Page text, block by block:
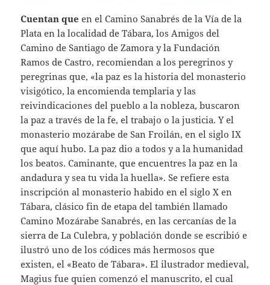
Cuentan que en el Camino Sanabrés de la Vía de la
Plata en la localidad de Tábara, los Amigos del
Camino de Santiago de Zamora y la Fundación
Ramos de Castro, recomiendan a los peregrinos y
peregrinas que, «la paz es la historia del monasterio
visigótico, la encomienda templaria y las
reivindicaciones del pueblo a la nobleza, buscaron
la paz a través de la fe, el trabajo o la justicia. Y el
monasterio mozárabe de San Froilán, en el siglo IX
que aquí hubo. La paz dio a todos y a la humanidad
los beatos. Caminante, que encuentres la paz en la
andadura y sea tu vida la huella». Se refiere esta
inscripción al monasterio habido en el siglo X en
Tábara, clásico fin de etapa del también llamado
Camino Mozárabe Sanabrés, en las cercanías de la
sierra de La Culebra, y población donde se escribió e
ilustró uno de los códices más hermosos que
existen, el «Beato de Tábara». El ilustrador medieval,
Magius fue quien comenzó el manuscrito, el cual